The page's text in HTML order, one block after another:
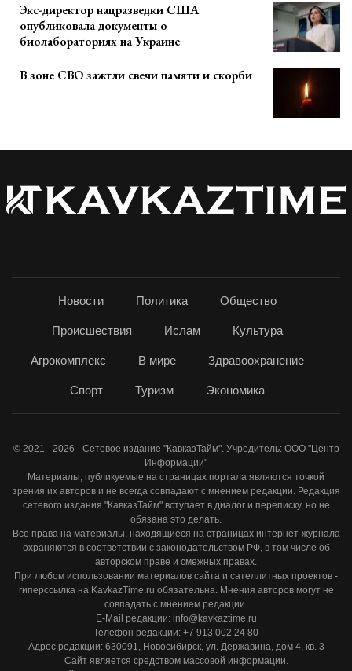
Экс-директор нацразведки США
опубликовала документы о
биолабораториях на Украине
В зоне СВО зажгли свечи памяти и скорби
Новости Политика Общество
Происшествия Ислам Культура
Агрокомплекс В мире Здравоохранение
Спорт Туризм Экономика
© 2021 - 2026 - Сетевое издание "КавказТайм". Учредитель: ООО "Центр
Информации"
Материалы, публикуемые на страницах портала являются точкой
зрения их авторов и не всегда совпадают с мнением редакции. Редакция
сетевого издания "КавказТайм" вступает в диалог и переписку, но не
обязана это делать.
Все права на материалы, находящиеся на страницах интернет-журнала
охраняются в соответствии с законодательством РФ, в том числе об
авторском праве и смежных правах.
При любом использовании материалов сайта и сателлитных проектов -
гиперссылка на KavkazTime.ru обязательна. Мнения авторов могут не
совпадать с мнением редакции.
E-Mail редакции: info@kavkaztime.ru
Телефон редакции: +7 913 002 24 80
Адрес редакции: 630091, Новосибирск, ул. Державина, дом 4, кв. 3
Сайт является средством массовой информации.